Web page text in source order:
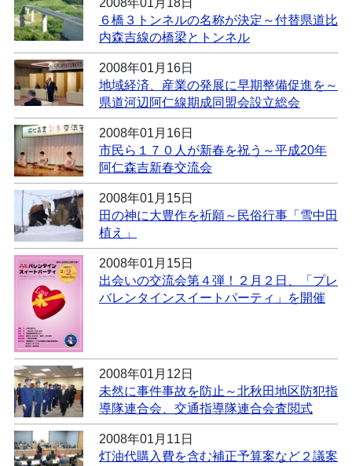
2008年01月18日
６橋３トンネルの名称が決定～付替県道比
内森吉線の橋梁とトンネル
2008年01月16日
地域経済、産業の発展に早期整備促進を～
県道河辺阿仁線期成同盟会設立総会
2008年01月16日
市民ら１７０人が新春を祝う～平成20年
阿仁森吉新春交流会
2008年01月15日
田の神に大豊作を祈願～民俗行事「雪中田
植え」
2008年01月15日
出会いの交流会第４弾！２月２日、「プレ
バレンタインスイートパーティ」を開催
2008年01月12日
未然に事件事故を防止～北秋田地区防犯指
導隊連合会、交通指導隊連合会査閲式
2008年01月11日
灯油代購入費を含む補正予算案など２議案